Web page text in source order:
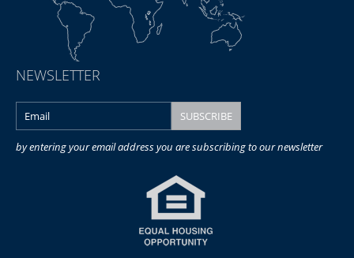
NEWSLETTER
by entering your email address you are subscribing to our newsletter